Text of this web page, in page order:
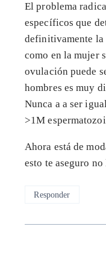
El problema
específicos que
definitivamente la
como en la mujer
ovulación puede
hombres es muy
Nunca a a ser
>1M
Ahora está de
esto te aseguro no
Responder